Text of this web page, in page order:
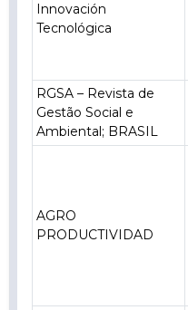
Innovación
Tecnológica
RGSA – Revista de
Gestão Social e
Ambiental; BRASIL
AGRO
PRODUCTIVIDAD